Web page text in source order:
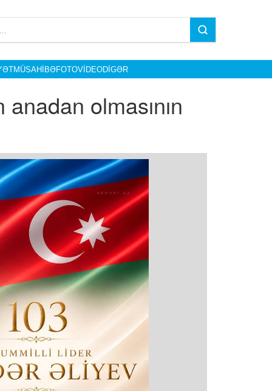
MÜSAHIBƏFOTOVIDEODIGƏR
olmasının